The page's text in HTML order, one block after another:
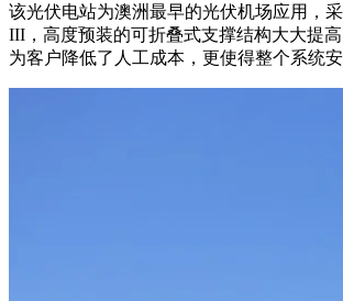
该光伏电站为澳洲最早的光伏机场应用，采
III，高度预装的可折叠式支撑结构大大提
为客户降低了人工成本，更使得整个系统安